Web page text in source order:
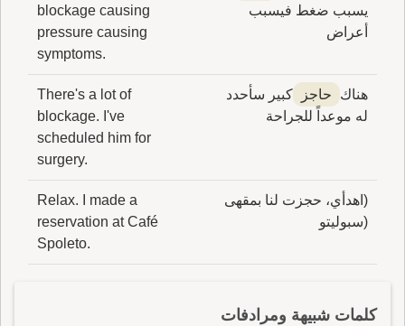
يسبب ضغط فيسبب
أعراض
blockage causing
pressure causing
symptoms.
هناك حاجز
كبير سأحدد
له موعداً للجراحة
There's a lot of
blockage. I've
scheduled him for
surgery.
(اهدأي، حجزت لنا بمقهى
(سبوليتو
Relax. I made a
reservation at Café
Spoleto.
كلمات شبيهة ومرادفات